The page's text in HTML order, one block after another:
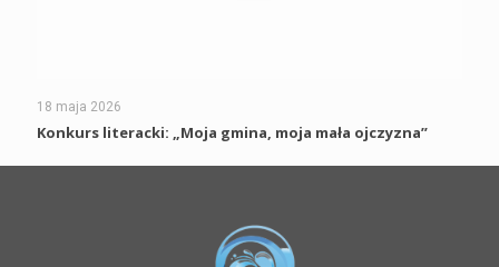
18 maja 2026
Konkurs literacki: „Moja gmina, moja mała ojczyzna”